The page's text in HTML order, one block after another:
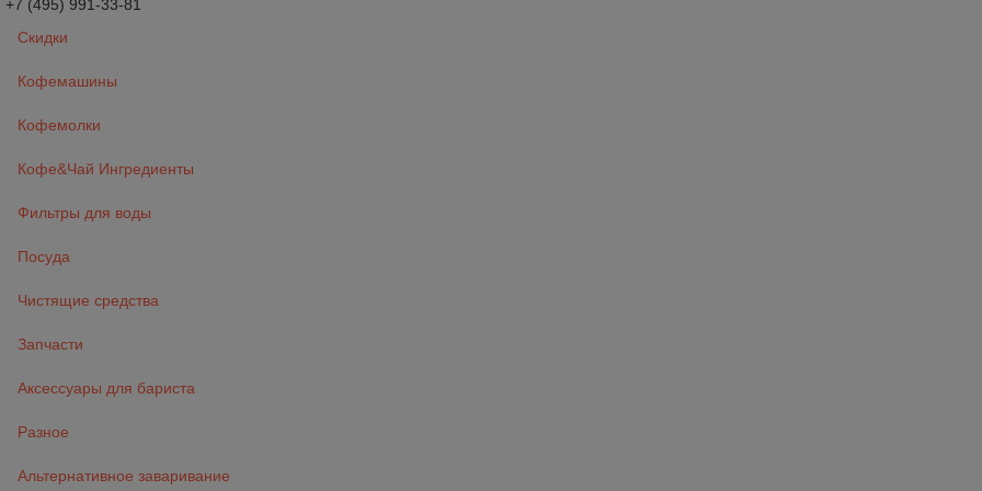
+7 (495) 991-33-81
Скидки
Кофемашины
Кофемолки
Кофе&Чай Ингредиенты
Фильтры для воды
Посуда
Чистящие средства
Запчасти
Аксессуары для бариста
Разное
Альтернативное заваривание